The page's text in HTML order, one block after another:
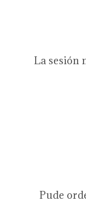
La sesión
Pude